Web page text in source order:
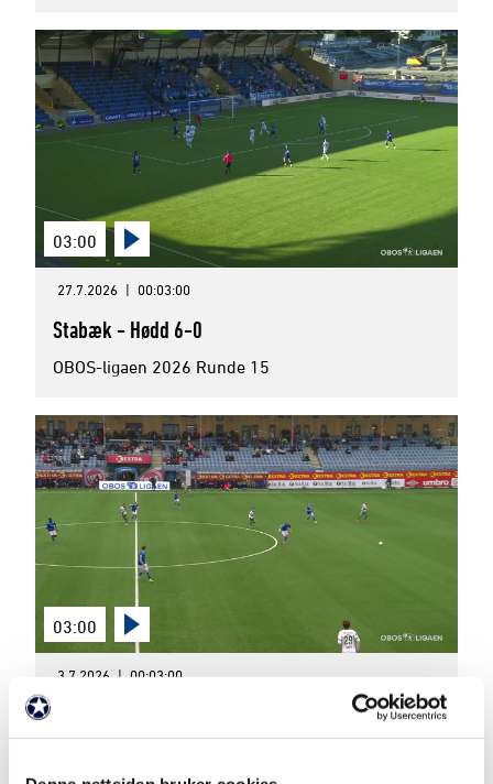
03:00
27.7.2026 | 00:03:00
Stabæk - Hødd 6-0
OBOS-ligaen 2026 Runde 15
03:00
3.7.2026 | 00:03:00